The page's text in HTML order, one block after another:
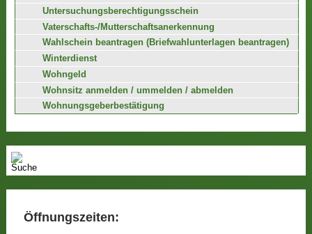
Untersuchungsberechtigungsschein
Vaterschafts-/Mutterschaftsanerkennung
Wahlschein beantragen (Briefwahlunterlagen beantragen)
Winterdienst
Wohngeld
Wohnsitz anmelden / ummelden / abmelden
Wohnungsgeberbestätigung
Öffnungszeiten: